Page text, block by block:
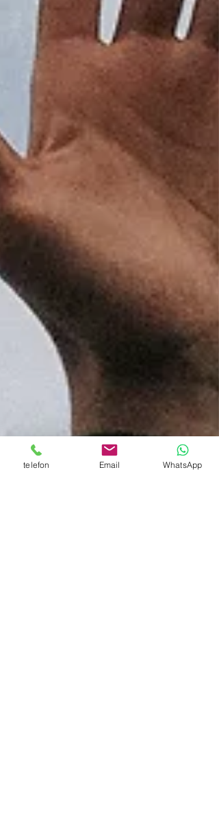
telefon Email WhatsApp